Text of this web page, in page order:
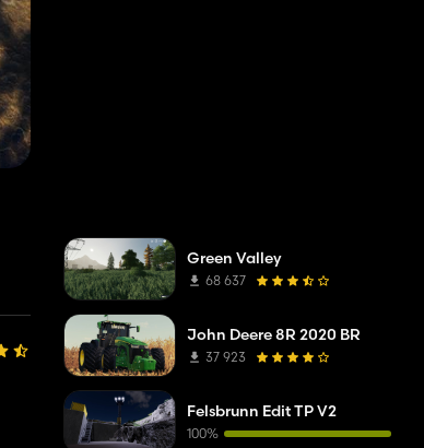
Green Valley
68 637
John Deere 8R 2020 BR
37 923
Felsbrunn Edit TP V2
100%